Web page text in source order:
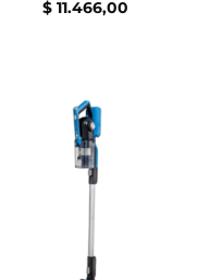
$ 11.466,00